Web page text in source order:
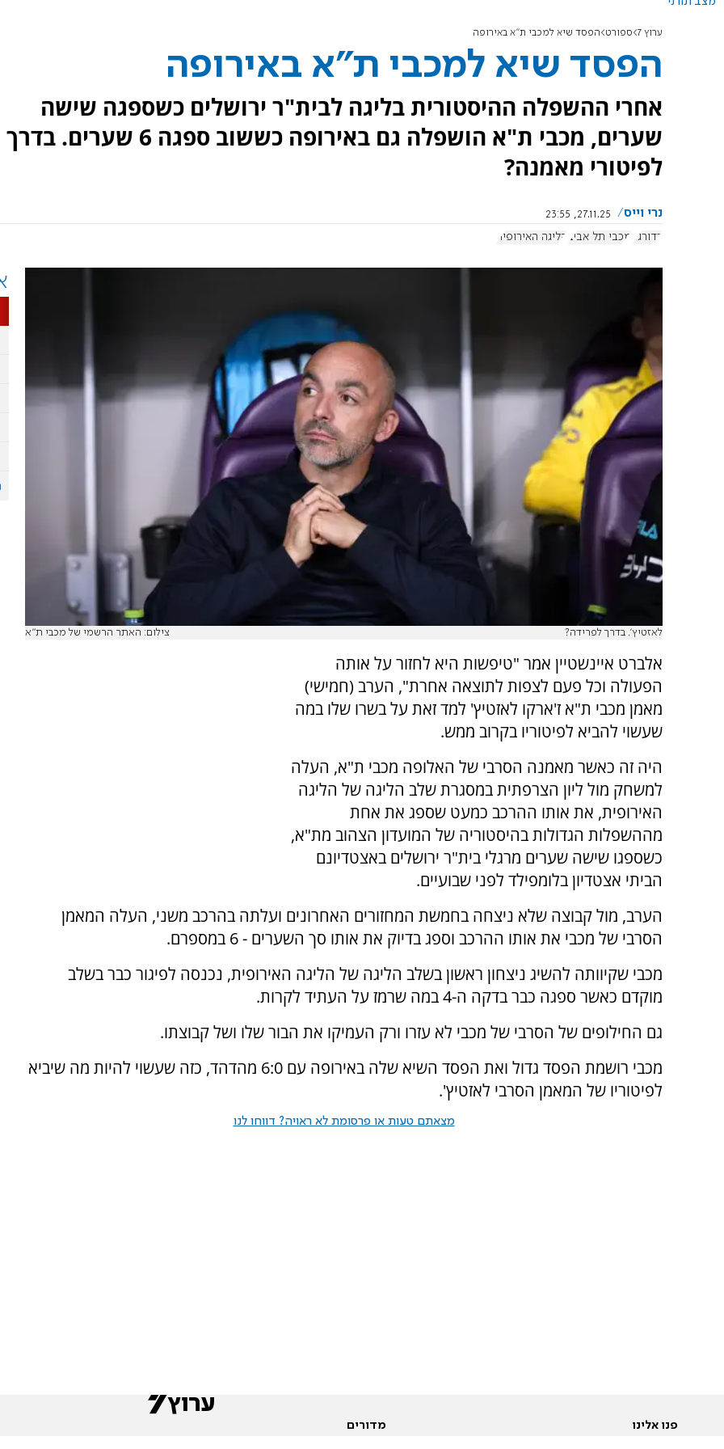
ערוץ 7 ספורט הפסד שיא למכבי ת"א באירופה
הפסד שיא למכבי ת"א באירופה
אחרי ההשפלה ההיסטורית בליגה לבית"ר ירושלים כשספגה שישה
שערים, מכבי ת"א הושפלה גם באירופה כששוב ספגה 6 שערים. בדרך
לפיטורי מאמנה?
נרי וייס
27.11.25, 23:55
כדורגל
מכבי תל אביב הליגה האירופית
לאזטיץ'. בדרך לפרידה? צילום: האתר הרשמי של מכבי ת"א
אלברט איינשטיין אמר "טיפשות היא לחזור על אותה
הפעולה וכל פעם לצפות לתוצאה אחרת", הערב (חמישי)
מאמן מכבי ת"א ז'ארקו לאזטיץ' למד זאת על בשרו שלו במה
שעשוי להביא לפיטוריו בקרוב ממש.
היה זה כאשר מאמנה הסרבי של האלופה מכבי ת"א, העלה
למשחק מול ליון הצרפתית במסגרת שלב הליגה של הליגה
האירופית, את אותו ההרכב כמעט שספג את אחת
מההשפלות הגדולות בהיסטוריה של המועדון הצהוב מת"א,
כשספגו שישה שערים מרגלי בית"ר ירושלים באצטדיונם
הביתי אצטדיון בלומפילד לפני שבועיים.
הערב, מול קבוצה שלא ניצחה בחמשת המחזורים האחרונים ועלתה בהרכב משני, העלה המאמן
הסרבי של מכבי את אותו ההרכב וספג בדיוק את אותו סך השערים - 6 במספרם.
מכבי שקיוותה להשיג ניצחון ראשון בשלב הליגה של הליגה האירופית, נכנסה לפיגור כבר בשלב
מוקדם כאשר ספגה כבר בדקה ה-4 במה שרמז על העתיד לקרות.
גם החילופים של הסרבי של מכבי לא עזרו ורק העמיקו את הבור שלו ושל קבוצתו.
מכבי רושמת הפסד גדול ואת הפסד השיא שלה באירופה עם 6:0 מהדהד, כזה שעשוי להיות מה שיביא
לפיטוריו של המאמן הסרבי לאזטיץ'.
מצאתם טעות או פרסומת לא ראויה? דווחו לנו
פנו אלינו מדורים